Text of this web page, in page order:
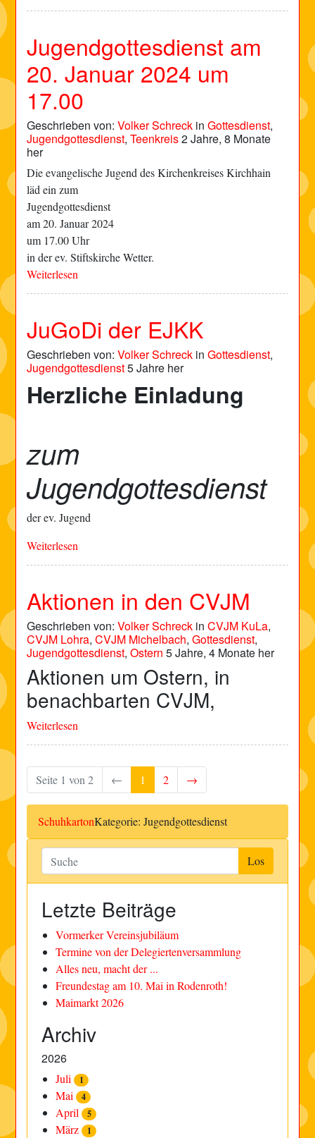
Jugendgottesdienst am
20. Januar 2024 um
17.00
Geschrieben von:Volker Schreck inGottesdienst,
Jugendgottesdienst,Teenkreis2 Jahre, 8 Monate
her
Die evangelische Jugend des Kirchenkreises Kirchhain
läd ein zum
Jugendgottesdienst
am 20. Januar 2024
um 17.00 Uhr
in der ev. Stiftskirche Wetter.
Weiterlesen
JuGoDi der EJKK
Geschrieben von:Volker Schreck inGottesdienst,
Jugendgottesdienst5 Jahre her
Herzliche Einladung
zum
Jugendgottesdienst
der ev. Jugend
Weiterlesen
Aktionen in den CVJM
Geschrieben von:Volker Schreck inCVJM KuLa,
CVJM Lohra,CVJM Michelbach,Gottesdienst,
Jugendgottesdienst,Ostern 5 Jahre, 4 Monate her
Aktionen um Ostern, in
benachbarten CVJM,
Weiterlesen
Seite 1 von 2 ← 1 2 →
SchuhkartonKategorie: Jugendgottesdienst
Letzte Beiträge
Vormerker Vereinsjubiläum
Termine von der Delegiertenversammlung
Alles neu, macht der ...
Freundestag am 10. Mai in Rodenroth!
Maimarkt 2026
Archiv
2026
Juli 1
Mai 4
April 5
März 1